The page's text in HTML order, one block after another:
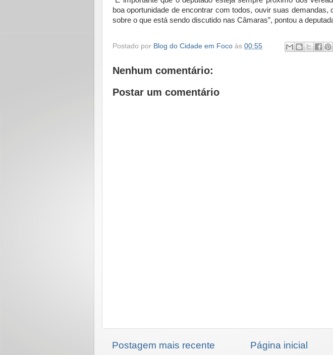
boa oportunidade de encontrar com todos, ouvir suas
sobre o que está sendo discutido nas Câmaras”, pontou a
Postado por Blog do Cidade em Foco às 00:55
Nenhum comentário:
Postar um comentário
Postagem mais recente Página inicial